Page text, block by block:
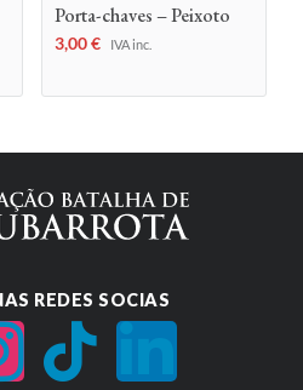
Porta-chaves – Peixoto
3,00€ IVA inc.
REDES SOCIAS